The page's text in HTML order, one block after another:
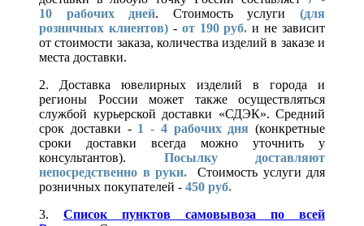
10 рабочих дней. Стоимость услуги(для
розничных клиентов)- от 190 руб. и не зависит
от стоимости заказа, количества изделий в заказе и
места доставки.
2. Доставка ювелирных изделий в города и
регионы России может также осуществляться
службой курьерской доставки «СДЭК». Средний
срок доставки - 1 - 4 рабочих дня (конкретные
сроки доставки всегда можно уточнить у
консультантов). Посылку доставляют
непосредственно в руки.
Стоимость услуги для
розничных покупателей - 450 руб.
3. Список пунктов самовывоза по всей